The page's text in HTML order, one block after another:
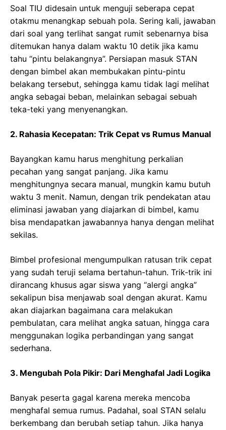
Soal TIU didesain untuk menguji seberapa cepat
otakmu menangkap sebuah pola. Sering kali, jawaban
dari soal yang terlihat sangat rumit sebenarnya bisa
ditemukan hanya dalam waktu 10 detik jika kamu
tahu “pintu belakangnya”. Persiapan masuk STAN
dengan bimbel akan membukakan pintu-pintu
belakang tersebut, sehingga kamu tidak lagi melihat
angka sebagai beban, melainkan sebagai sebuah
teka-teki yang menyenangkan.
2. Rahasia Kecepatan: Trik Cepat vs Rumus Manual
Bayangkan kamu harus menghitung perkalian
pecahan yang sangat panjang. Jika kamu
menghitungnya secara manual, mungkin kamu butuh
waktu 3 menit. Namun, dengan trik pendekatan atau
eliminasi jawaban yang diajarkan di bimbel, kamu
bisa mendapatkan jawabannya hanya dengan melihat
sekilas.
Bimbel profesional mengumpulkan ratusan trik cepat
yang sudah teruji selama bertahun-tahun. Trik-trik ini
dirancang khusus agar siswa yang “alergi angka”
sekalipun bisa menjawab soal dengan akurat. Kamu
akan diajarkan bagaimana cara melakukan
pembulatan, cara melihat angka satuan, hingga cara
menggunakan logika perbandingan yang sangat
sederhana.
3. Mengubah Pola Pikir: Dari Menghafal Jadi Logika
Banyak peserta gagal karena mereka mencoba
menghafal semua rumus. Padahal, soal STAN selalu
berkembang dan berubah setiap tahun. Jika hanya